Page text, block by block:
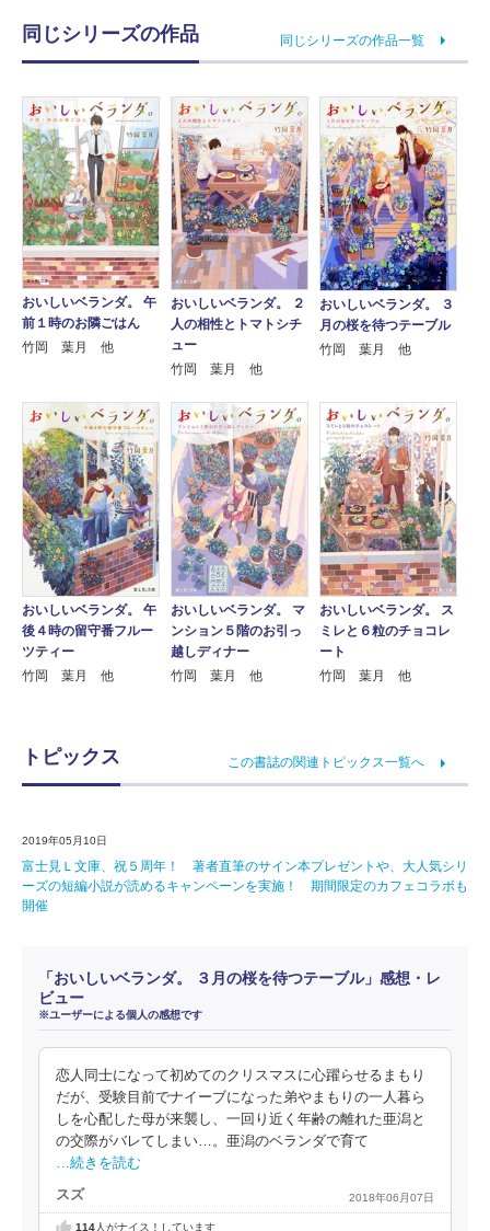
同じシリーズの作品 同じシリーズの作品一覧
おいしいベランダ。 午
前１時のお隣ごはん
竹岡 葉月 他
おいしいベランダ。 ２
人の相性とトマトシチ
ュー
竹岡 葉月 他
おいしいベランダ。 ３
月の桜を待つテーブル
竹岡 葉月 他
おいしいベランダ。 午
後４時の留守番フルー
ツティー
竹岡 葉月 他
おいしいベランダ。 マ
ンション５階のお引っ
越しディナー
竹岡 葉月 他
おいしいベランダ。 ス
ミレと６粒のチョコレ
ート
竹岡 葉月 他
トピックス この書誌の関連トピックス一覧へ
2019年05月10日
富士見Ｌ文庫、祝５周年！ 著者直筆のサイン本プレゼントや、大人気シリ
ーズの短編小説が読めるキャンペーンを実施！ 期間限定のカフェコラボも
開催
「おいしいベランダ。 ３月の桜を待つテーブル」感想・レ
ビュー
※ユーザーによる個人の感想です
恋人同士になって初めてのクリスマスに心躍らせるまもり
だが、受験目前でナイーブになった弟やまもりの一人暮ら
しを心配した母が来襲し、一回り近く年齢の離れた亜潟と
の交際がバレてしまい…。亜潟のベランダで育て
…続きを読む
スズ 2018年06月07日
114人がナイス！しています